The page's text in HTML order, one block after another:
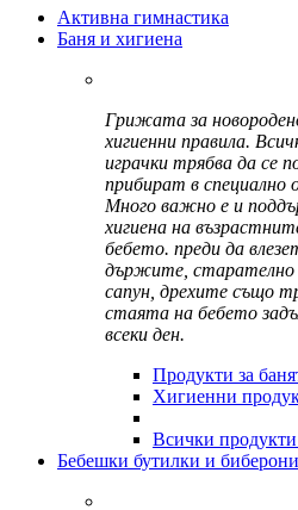
Активна гимнастика
Баня и хигиена
Грижата за
хигиенни правила.
играчки трябва да се
прибират в специално
Много важно е и
хигиена на
бебето. преди да
държите, старателно
сапун, дрехите също
стаята на бебето
всеки ден.
Продукти за
Хигиенни
Всички продукти
Бебешки бутилки и биберони